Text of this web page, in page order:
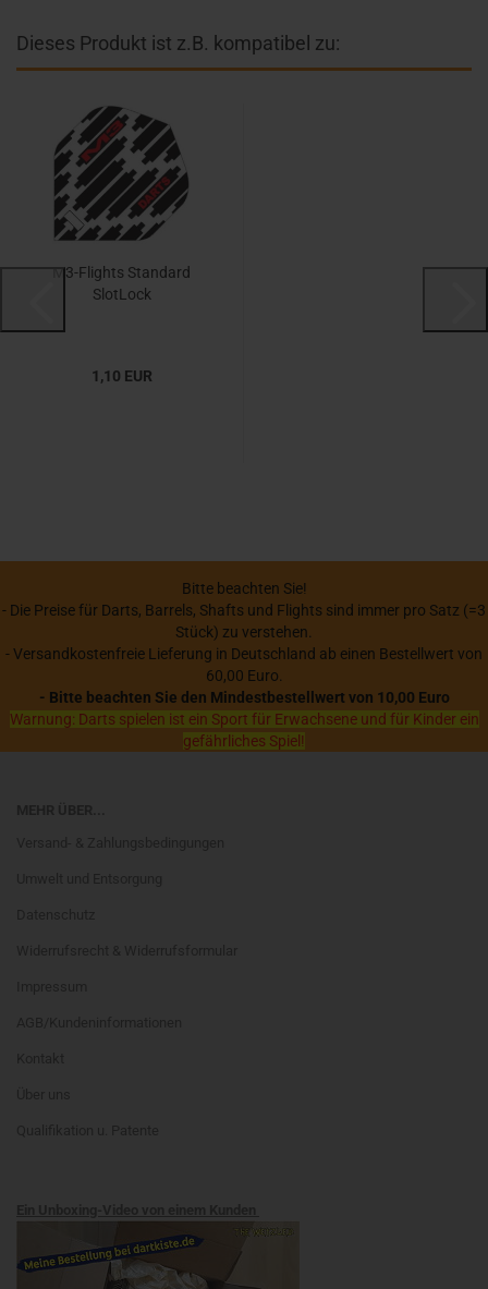
Dieses Produkt ist z.B. kompatibel zu:
M3-Flights Standard
SlotLock
1,10 EUR
Bitte beachten Sie!
- Die Preise für Darts, Barrels, Shafts und Flights sind immer pro Satz (=3
Stück) zu verstehen.
- Versandkostenfreie Lieferung in Deutschland ab einen Bestellwert von
60,00 Euro.
- Bitte beachten Sie den Mindestbestellwert von 10,00 Euro
Warnung: Darts spielen ist ein Sport für Erwachsene und für Kinder ein
gefährliches Spiel!